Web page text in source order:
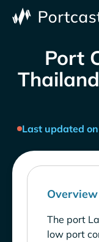
Port
Last updated on
Overview
The port
low port